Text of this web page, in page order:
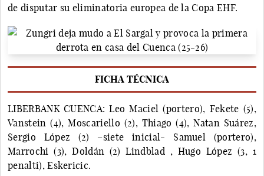
de disputar su eliminatoria europea de la Copa EHF.
FICHA TÉCNICA
LIBERBANK CUENCA: Leo Maciel (portero), Fekete (5),
Vanstein (4), Moscariello (2), Thiago (4), Natan Suárez,
Sergio López (2) –siete inicial- Samuel (portero),
Marrochi (3), Doldán (2) Lindblad , Hugo López (3, 1
penalti), Eskericic.